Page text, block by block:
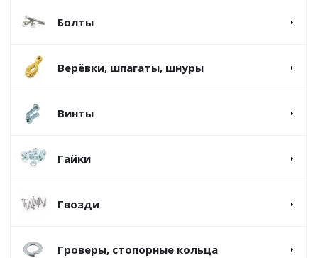
Болты
Верёвки, шпагаты, шнуры
Винты
Гайки
Гвозди
Гроверы, стопорные кольца